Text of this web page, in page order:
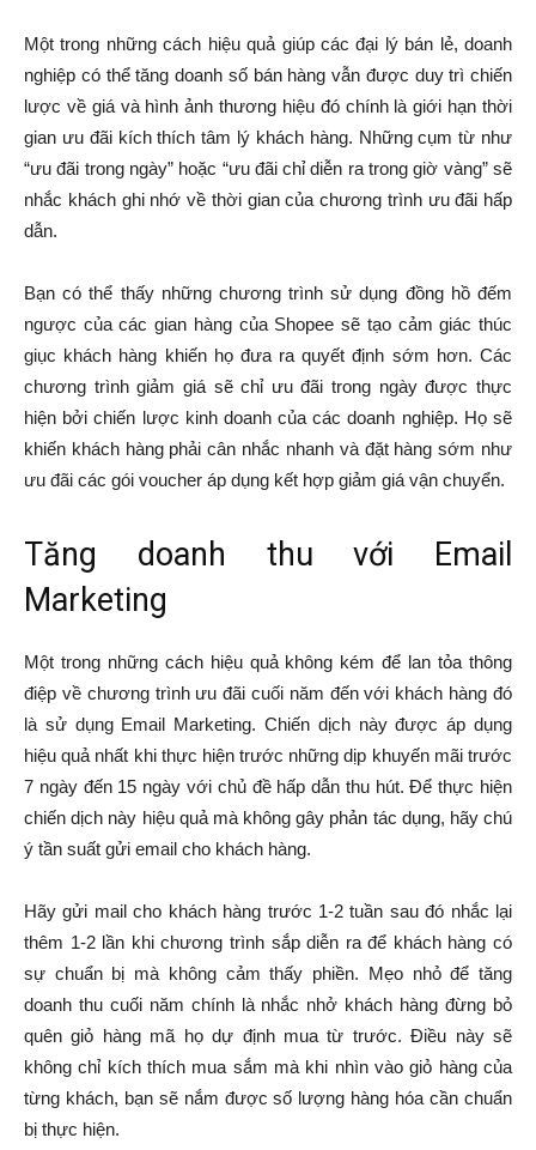
Một trong những cách hiệu quả giúp các đại lý bán lẻ, doanh
nghiệp có thể tăng doanh số bán hàng vẫn được duy trì chiến
lược về giá và hình ảnh thương hiệu đó chính là giới hạn thời
gian ưu đãi kích thích tâm lý khách hàng. Những cụm từ như
“ưu đãi trong ngày” hoặc “ưu đãi chỉ diễn ra trong giờ vàng” sẽ
nhắc khách ghi nhớ về thời gian của chương trình ưu đãi hấp
dẫn.
Bạn có thể thấy những chương trình sử dụng đồng hồ đếm
ngược của các gian hàng của Shopee sẽ tạo cảm giác thúc
giục khách hàng khiến họ đưa ra quyết định sớm hơn. Các
chương trình giảm giá sẽ chỉ ưu đãi trong ngày được thực
hiện bởi chiến lược kinh doanh của các doanh nghiệp. Họ sẽ
khiến khách hàng phải cân nhắc nhanh và đặt hàng sớm như
ưu đãi các gói voucher áp dụng kết hợp giảm giá vận chuyển.
Tăng doanh thu với Email
Marketing
Một trong những cách hiệu quả không kém để lan tỏa thông
điệp về chương trình ưu đãi cuối năm đến với khách hàng đó
là sử dụng Email Marketing. Chiến dịch này được áp dụng
hiệu quả nhất khi thực hiện trước những dịp khuyến mãi trước
7 ngày đến 15 ngày với chủ đề hấp dẫn thu hút. Để thực hiện
chiến dịch này hiệu quả mà không gây phản tác dụng, hãy chú
ý tần suất gửi email cho khách hàng.
Hãy gửi mail cho khách hàng trước 1-2 tuần sau đó nhắc lại
thêm 1-2 lần khi chương trình sắp diễn ra để khách hàng có
sự chuẩn bị mà không cảm thấy phiền. Mẹo nhỏ để tăng
doanh thu cuối năm chính là nhắc nhở khách hàng đừng bỏ
quên giỏ hàng mã họ dự định mua từ trước. Điều này sẽ
không chỉ kích thích mua sắm mà khi nhìn vào giỏ hàng của
từng khách, bạn sẽ nắm được số lượng hàng hóa cần chuẩn
bị thực hiện.